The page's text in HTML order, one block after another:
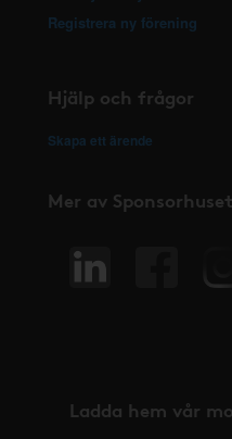
Registrera ny förening
Hjälp och frågor
Skapa ett ärende
Mer av Sponsorhuset
Ladda hem vår